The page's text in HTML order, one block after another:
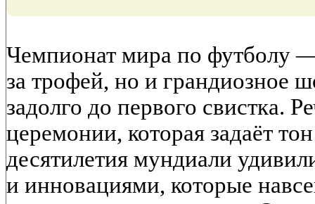
Чемпионат мира по футболу
за трофей, но и грандиозное
задолго до первого свистка.
церемонии, которая задаёт
десятилетия мундиали
и инновациями, которые